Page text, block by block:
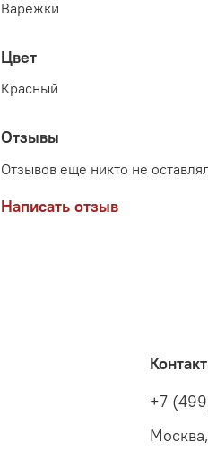
Варежки
Цвет
Красный
Отзывы
Отзывов еще никто не
Написать отзыв
+7